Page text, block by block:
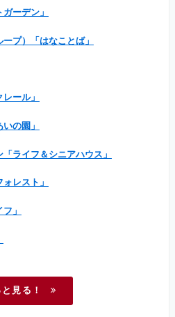
ーデン」
プ）「はなことば」
ール」
の園」
ライフ＆シニアハウス」
レスト」
」
見る！